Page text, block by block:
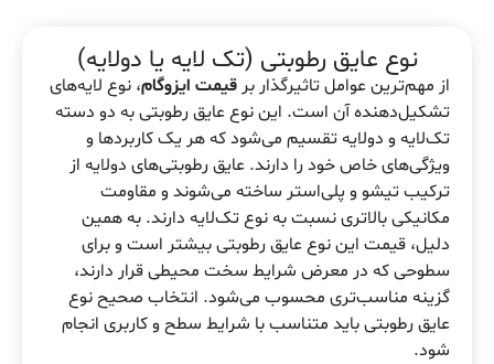
نوع عایق رطوبتی (تک لایه یا دولایه)
از مهم‌ترین عوامل تاثیرگذار بر قیمت ایزوگام، نوع لایه‌های
تشکیل‌دهنده آن است. این نوع عایق رطوبتی به دو دسته
تک‌لایه و دولایه تقسیم می‌شود که هر یک کاربردها و
ویژگی‌های خاص خود را دارند. عایق رطوبتی‌های دولایه از
ترکیب تیشو و پلی‌استر ساخته می‌شوند و مقاومت
مکانیکی بالاتری نسبت به نوع تک‌لایه دارند. به همین
دلیل، قیمت این نوع عایق رطوبتی بیشتر است و برای
سطوحی که در معرض شرایط سخت محیطی قرار دارند،
گزینه مناسب‌تری محسوب می‌شود. انتخاب صحیح نوع
عایق رطوبتی باید متناسب با شرایط سطح و کاربری انجام
شود.